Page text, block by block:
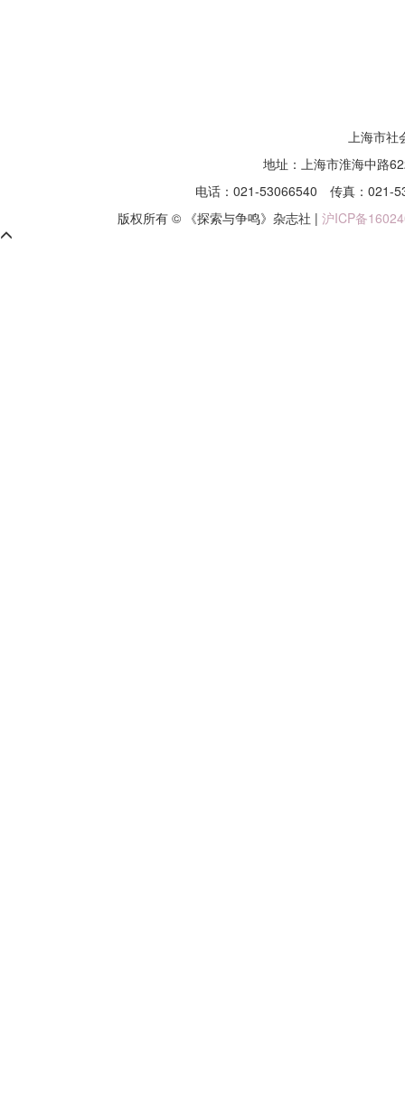
上海市社
地址：上海市淮海中路
电话：021-53066540 传真：
版权所有 © 《探索与争鸣》杂志社 | 沪ICP备